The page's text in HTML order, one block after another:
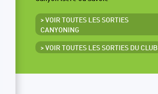
> VOIR TOUTES LES SORTIES
CANYONING
> VOIR TOUTES LES SORTIES DU CLUB